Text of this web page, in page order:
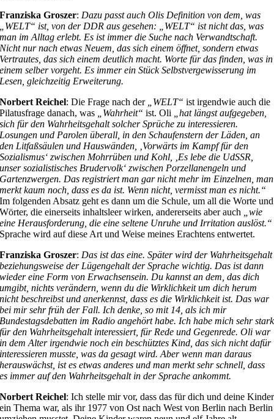
Franziska Groszer: Dazu passt auch Olis Definition von dem, was
„WELT“ ist, von der DDR aus gesehen: „WELT“ ist nicht das, was
man im Alltag erlebt. Es ist immer die Suche nach Verwandtschaft.
Nicht nur nach etwas Neuem, das sich einem öffnet, sondern etwas
Vertrautes, das sich einem deutlich macht. Worte für das finden, was in
einem selber vorgeht. Es immer ein Stück Selbstvergewisserung im
Lesen, gleichzeitig Erweiterung.
Norbert Reichel: Die Frage nach der „WELT“ ist irgendwie auch die
Pilatusfrage danach, was
„Wahrheit“ ist. Oli
„hat längst aufgegeben,
sich für den Wahrheitsgehalt solcher Sprüche zu interessieren.
Losungen und Parolen überall, in den Schaufenstern der Läden, an
den Litfaßsäulen und Hauswänden, ‚Vorwärts im Kampf für den
Sozialismus‘ zwischen Mohrrüben und Kohl, ‚Es lebe die UdSSR,
unser sozialistisches Brudervolk‘ zwischen Porzellanengeln und
Gartenzwergen. Das registriert man gar nicht mehr im Einzelnen, man
merkt kaum noch, dass es da ist. Wenn nicht, vermisst man es nicht.“
Im folgenden Absatz geht es dann um die Schule, um all die Worte und
Wörter, die einerseits inhaltsleer wirken, andererseits aber auch
„wie
eine Herausforderung, die eine seltene Unruhe und Irritation auslöst.“
Sprache wird auf diese Art und Weise meines Erachtens entwertet.
Franziska Groszer: Das ist das eine. Später wird der Wahrheitsgehalt
beziehungsweise der Lügengehalt der Sprache wichtig. Das ist dann
wieder eine Form von Erwachsensein. Du kannst an dem, das dich
umgibt, nichts verändern, wenn du die Wirklichkeit um dich herum
nicht beschreibst und anerkennst, dass es die Wirklichkeit ist. Das war
bei mir sehr früh der Fall. Ich denke, so mit 14, als ich mir
Bundestagsdebatten im Radio angehört habe. Ich habe mich sehr stark
für den Wahrheitsgehalt interessiert, für Rede und Gegenrede. Oli war
in dem Alter irgendwie noch ein beschütztes Kind, das sich nicht dafür
interessieren musste, was da gesagt wird. Aber wenn man daraus
herauswächst, ist es etwas anderes und man merkt sehr schnell, dass
es immer auf den Wahrheitsgehalt in der Sprache ankommt.
Norbert Reichel: Ich stelle mir vor, dass das für dich und deine Kinder
ein Thema war, als ihr 1977 von Ost nach West von Berlin nach Berlin